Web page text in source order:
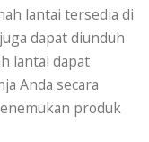
lantai tersedia di
dapat diunduh
lantai dapat
Anda secara
produk